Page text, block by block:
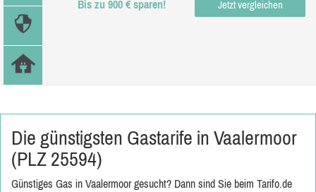
Bis zu 900 € sparen! Jetzt vergleichen
Die günstigsten Gastarife in Vaalermoor
(PLZ 25594)
Günstiges Gas in Vaalermoor gesucht? Dann sind Sie beim Tarifo.de